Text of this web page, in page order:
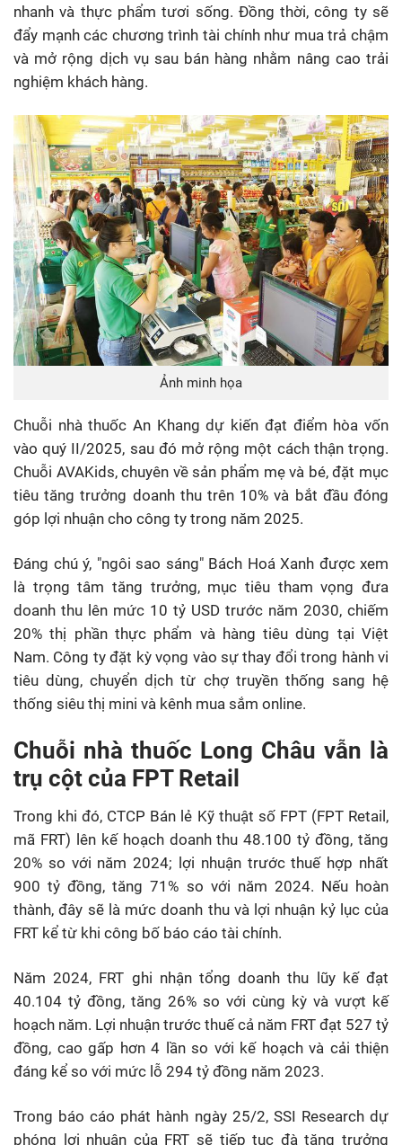
nhanh và thực phẩm tươi sống. Đồng thời, công ty sẽ
đẩy mạnh các chương trình tài chính như mua trả chậm
và mở rộng dịch vụ sau bán hàng nhằm nâng cao trải
nghiệm khách hàng.
Ảnh minh họa
Chuỗi nhà thuốc An Khang dự kiến đạt điểm hòa vốn
vào quý II/2025, sau đó mở rộng một cách thận trọng.
Chuỗi AVAKids, chuyên về sản phẩm mẹ và bé, đặt mục
tiêu tăng trưởng doanh thu trên 10% và bắt đầu đóng
góp lợi nhuận cho công ty trong năm 2025.
Đáng chú ý, "ngôi sao sáng" Bách Hoá Xanh được xem
là trọng tâm tăng trưởng, mục tiêu tham vọng đưa
doanh thu lên mức 10 tỷ USD trước năm 2030, chiếm
20% thị phần thực phẩm và hàng tiêu dùng tại Việt
Nam. Công ty đặt kỳ vọng vào sự thay đổi trong hành vi
tiêu dùng, chuyển dịch từ chợ truyền thống sang hệ
thống siêu thị mini và kênh mua sắm online.
Chuỗi nhà thuốc Long Châu vẫn là
trụ cột của FPT Retail
Trong khi đó, CTCP Bán lẻ Kỹ thuật số FPT (FPT Retail,
mã FRT) lên kế hoạch doanh thu 48.100 tỷ đồng, tăng
20% so với năm 2024; lợi nhuận trước thuế hợp nhất
900 tỷ đồng, tăng 71% so với năm 2024. Nếu hoàn
thành, đây sẽ là mức doanh thu và lợi nhuận kỷ lục của
FRT kể từ khi công bố báo cáo tài chính.
Năm 2024, FRT ghi nhận tổng doanh thu lũy kế đạt
40.104 tỷ đồng, tăng 26% so với cùng kỳ và vượt kế
hoạch năm. Lợi nhuận trước thuế cả năm FRT đạt 527 tỷ
đồng, cao gấp hơn 4 lần so với kế hoạch và cải thiện
đáng kể so với mức lỗ 294 tỷ đồng năm 2023.
Trong báo cáo phát hành ngày 25/2, SSI Research dự
phóng lợi nhuận của FRT sẽ tiếp tục đà tăng trưởng